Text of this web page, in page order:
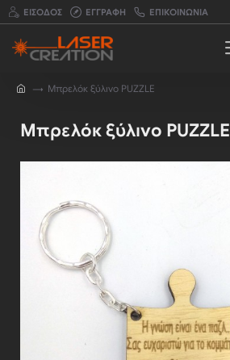
ΕΊΣΟΔΟΣ ΕΓΓΡΑΦΉ ΕΠΙΚΟΙΝΩΝΊΑ
Μπρελόκ ξύλινο PUZZLE
Μπρελόκ ξύλινο PUZZLE